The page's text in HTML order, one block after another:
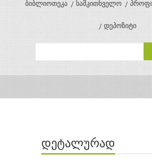
ბიბლიოთეკა სამკითხველო
დეპოზიტი
ავტორებიდეტალურად